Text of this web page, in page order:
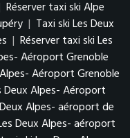
Réserver taxi ski Alpe
| Taxi ski Les Deux
| Réserver taxi ski Les
Aéroport Grenoble
Aéroport Grenoble
Deux Alpes- Aéroport
Alpes- aéroport de
Deux Alpes- aéroport